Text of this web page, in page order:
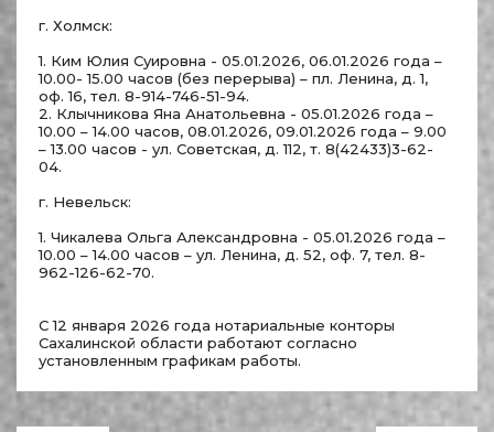
г. Холмск:
1. Ким Юлия Суировна - 05.01.2026, 06.01.2026 года –
10.00- 15.00 часов (без перерыва) – пл. Ленина, д. 1,
оф. 16, тел. 8-914-746-51-94.
2. Клычникова Яна Анатольевна - 05.01.2026 года –
10.00 – 14.00 часов, 08.01.2026, 09.01.2026 года – 9.00
– 13.00 часов - ул. Советская, д. 112, т. 8(42433)3-62-
04.
г. Невельск:
1. Чикалева Ольга Александровна - 05.01.2026 года –
10.00 – 14.00 часов – ул. Ленина, д. 52, оф. 7, тел. 8-
962-126-62-70.
С 12 января 2026 года нотариальные конторы
Сахалинской области работают согласно
установленным графикам работы.